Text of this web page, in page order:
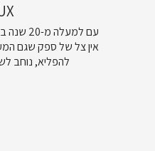
עם
אין צל של ספק שגם
להפליא, נוחב